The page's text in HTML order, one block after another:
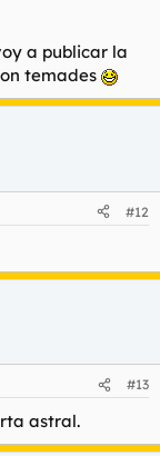
a publicar la
temades
#12
#13
astral.